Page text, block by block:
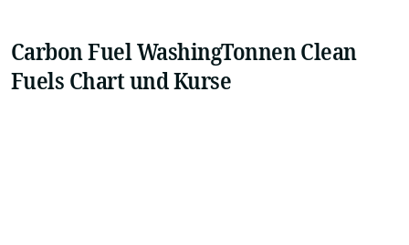
Carbon Fuel WashingTonnen Clean
Fuels Chart und Kurse